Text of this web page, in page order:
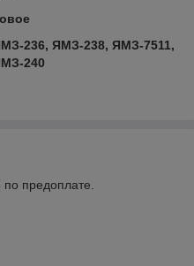
236, ЯМЗ-238, ЯМЗ-7511,
240
по предоплате.